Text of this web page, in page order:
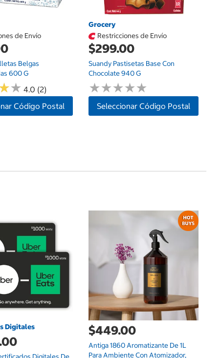
de Envío
Belgas
600 G
★
★ 4.0 (2)
Código Postal
Grocery
Restricciones de Envío
$299.00
Suandy Pastisetas Base Con
Chocolate 940 G
★★★★★
★★★★★
Seleccionar Código Postal
Digitales $449.00
Antiga 1860 Aromatizante De 1L
Para Ambiente Con Atomizador,